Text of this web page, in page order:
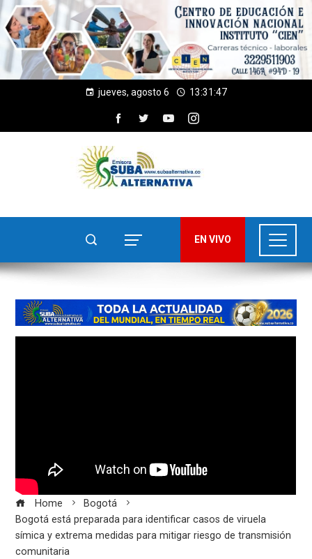
jueves, agosto 6 13:31:49
EN VIVO
Home
Bogotá
Bogotá está preparada para identificar casos de viruela
símica y extrema medidas para mitigar riesgo de transmisión
comunitaria